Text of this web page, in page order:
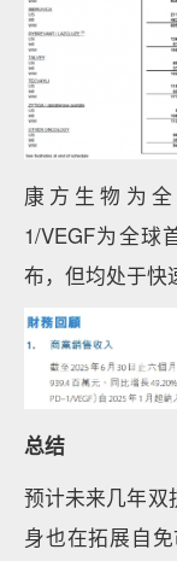
康方生物为全
1/VEGF为全球
布，但均处于快
总结
预计未来几年双
身也在拓展自